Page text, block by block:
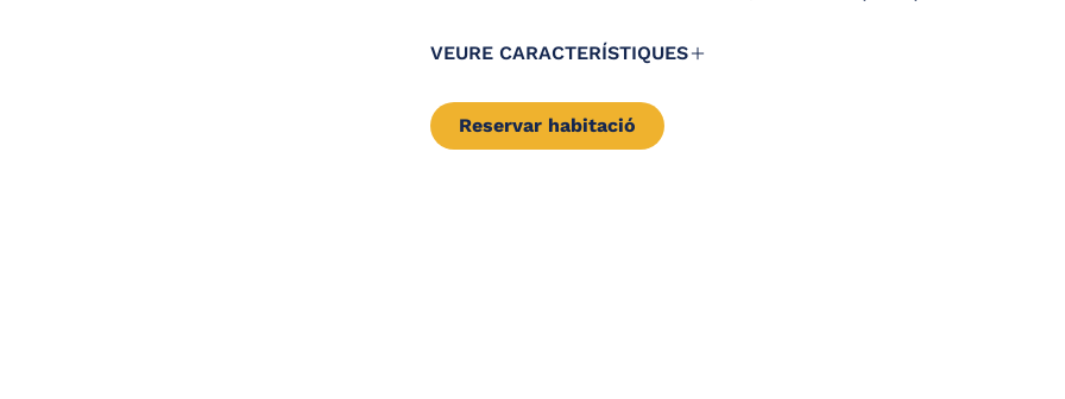
VEURE CARACTERÍSTIQUES
Reservar habitació
TV per satèl·lit amb
pantalla plana a totes